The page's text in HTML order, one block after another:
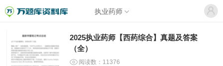
执业药师
2025执业药师【西药综合】真题及答案
（全）
阅读数：11376